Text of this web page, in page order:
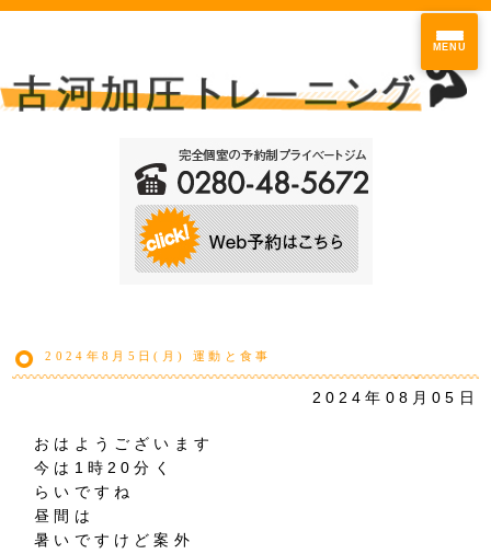
MENU
2024年8月5日(月) 運動と食事
2024年08月05日
おはようございます
今は1時20分く
らいですね
昼間は
暑いですけど案外